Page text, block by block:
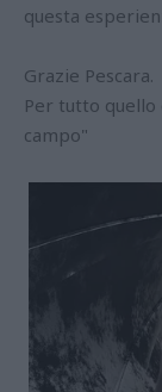
questa
Grazie Pescara.
Per tutto
campo"